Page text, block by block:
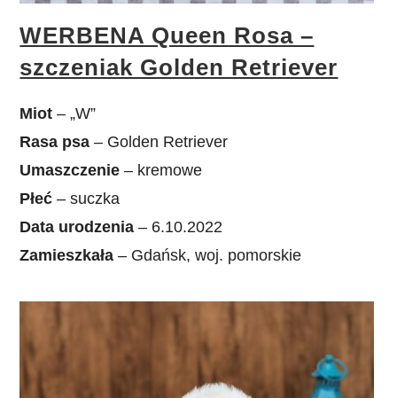
WERBENA Queen Rosa –
szczeniak Golden Retriever
Miot – „W”
Rasa psa – Golden Retriever
Umaszczenie – kremowe
Płeć – suczka
Data urodzenia – 6.10.2022
Zamieszkała – Gdańsk, woj. pomorskie